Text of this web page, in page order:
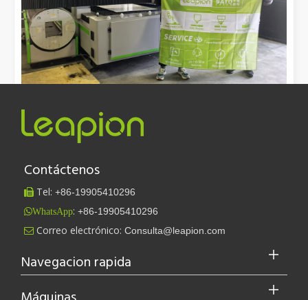
Leapion actualmente exhibe sus equipos láser en el stand 18.1E12 de la Feria de Cantón.
[Máquina de corte por láser Video s]
adaptada a una audien...
Contáctenos
 Tel: +86-19905410296
WhatsApp: +86-19905410296
 Correo electrónico: Consulta@leapion.com
Navegacion rapida
Máquinas